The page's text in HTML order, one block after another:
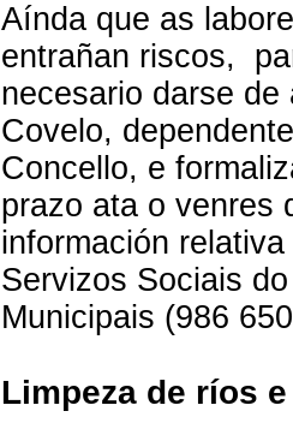
Aínda que as
entrañan riscos,
necesario darse de
Covelo,
Concello, e
prazo ata o venres
información
Servizos Sociais
Municipais (986
Limpeza de ríos